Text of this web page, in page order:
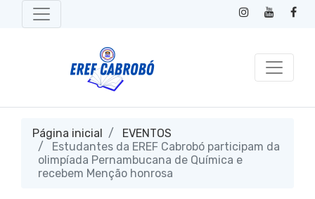
Página inicial
EVENTOS
Estudantes da EREF Cabrobó participam da
olimpíada Pernambucana de Química e
recebem Menção honrosa